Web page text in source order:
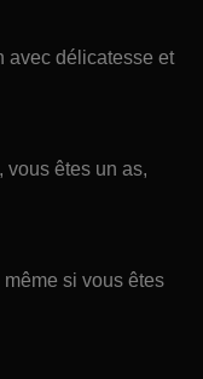
avec délicatesse et
vous êtes un as,
si vous êtes